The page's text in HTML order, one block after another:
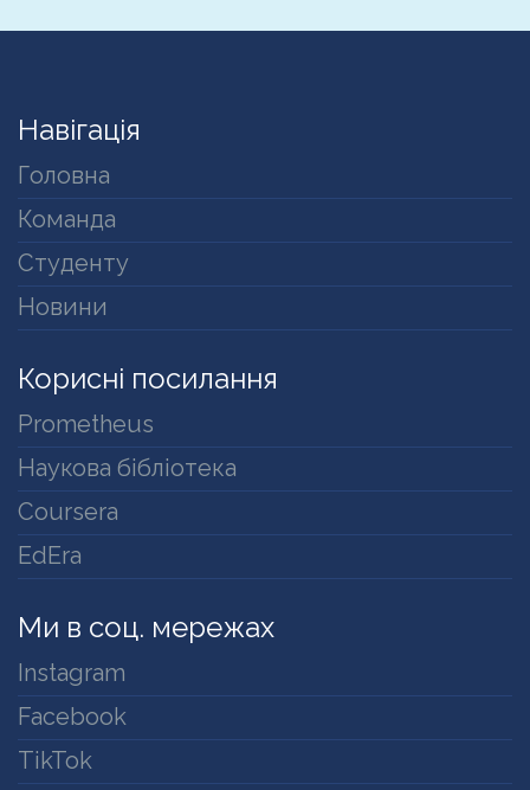
Навігація
Головна
Команда
Студенту
Новини
Корисні посилання
Prometheus
Наукова бібліотека
Coursera
EdEra
Ми в соц. мережах
Instagram
Facebook
TikTok